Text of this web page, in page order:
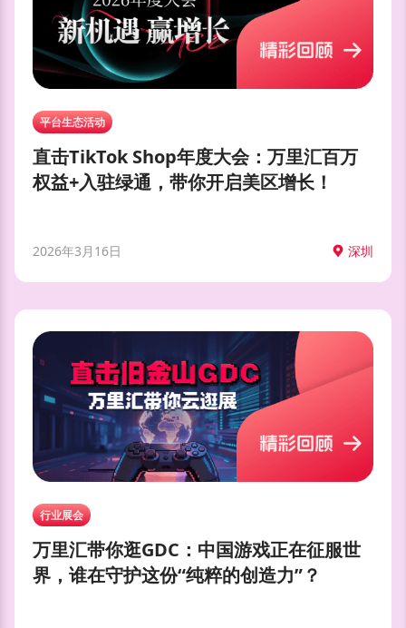
平台生态活动
直击TikTok Shop年度大会：万里汇百万
权益+入驻绿通，带你开启美区增长！
2026年3月16日 深圳
行业展会
万里汇带你逛GDC：中国游戏正在征服世
界，谁在守护这份“纯粹的创造力”？